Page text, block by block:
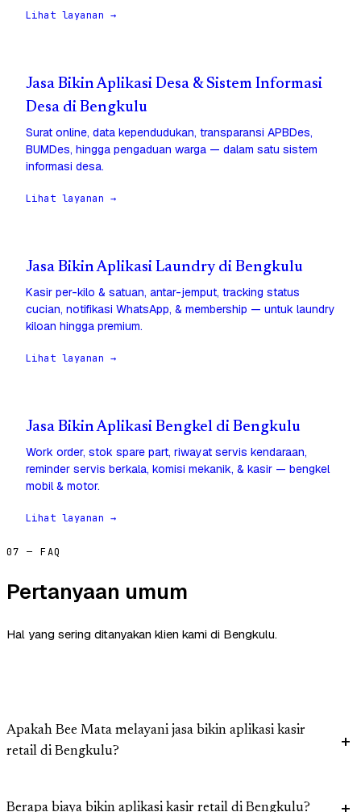
Lihat layanan →
Jasa Bikin Aplikasi Desa & Sistem Informasi
Desa di Bengkulu
Surat online, data kependudukan, transparansi APBDes,
BUMDes, hingga pengaduan warga — dalam satu sistem
informasi desa.
Lihat layanan →
Jasa Bikin Aplikasi Laundry di Bengkulu
Kasir per-kilo & satuan, antar-jemput, tracking status
cucian, notifikasi WhatsApp, & membership — untuk laundry
kiloan hingga premium.
Lihat layanan →
Jasa Bikin Aplikasi Bengkel di Bengkulu
Work order, stok spare part, riwayat servis kendaraan,
reminder servis berkala, komisi mekanik, & kasir — bengkel
mobil & motor.
Lihat layanan →
07 — FAQ
Pertanyaan umum
Hal yang sering ditanyakan klien kami di Bengkulu.
Apakah Bee Mata melayani jasa bikin aplikasi kasir
retail di Bengkulu?
Berapa biaya bikin aplikasi kasir retail di Bengkulu?